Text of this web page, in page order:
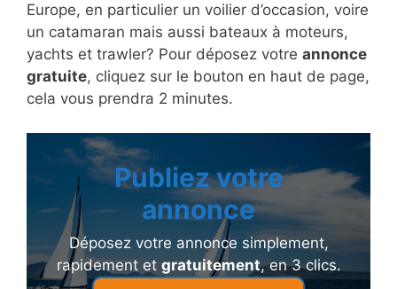
Europe, en particulier un voilier d’occasion, voire
un catamaran mais aussi bateaux à moteurs,
yachts et trawler? Pour déposez votre annonce
gratuite, cliquez sur le bouton en haut de page,
cela vous prendra 2 minutes.
Publiez votre
annonce
Déposez votre annonce simplement,
rapidement et gratuitement, en 3 clics.